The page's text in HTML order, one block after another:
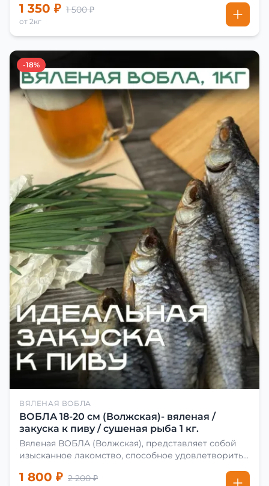
1 350 ₽ 1 500 ₽
от 2кг
-18%
ВЯЛЕНАЯ ВОБЛА
ВОБЛА 18-20 см (Волжская)- вяленая /
закуска к пиву / сушеная рыба 1 кг.
Вяленая ВОБЛА (Волжская), представляет собой
изысканное лакомство, способное удовлетворить
сделать вяленую воблу, её сначала хорошо солят.
1 800 ₽ 2 200 ₽